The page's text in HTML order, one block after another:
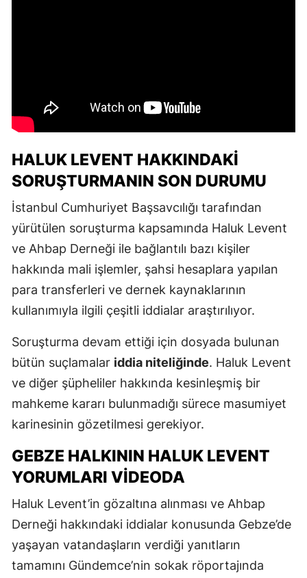
HALUK LEVENT HAKKINDAKI
SORUŞTURMANIN SON DURUMU
İstanbul Cumhuriyet Başsavcılığı tarafından
yürütülen soruşturma kapsamında Haluk Levent
ve Ahbap Derneği ile bağlantılı bazı kişiler
hakkında mali işlemler, şahsi hesaplara yapılan
para transferleri ve dernek kaynaklarının
kullanımıyla ilgili çeşitli iddialar araştırılıyor.
Soruşturma devam ettiği için dosyada bulunan
bütün suçlamalar iddia niteliğinde. Haluk Levent
ve diğer şüpheliler hakkında kesinleşmiş bir
mahkeme kararı bulunmadığı sürece masumiyet
karinesinin gözetilmesi gerekiyor.
GEBZE HALKININ HALUK LEVENT
YORUMLARI VIDEODA
Haluk Levent’in gözaltına alınması ve Ahbap
Derneği hakkındaki iddialar konusunda Gebze’de
yaşayan vatandaşların verdiği yanıtların
tamamını Gündemce’nin sokak röportajında